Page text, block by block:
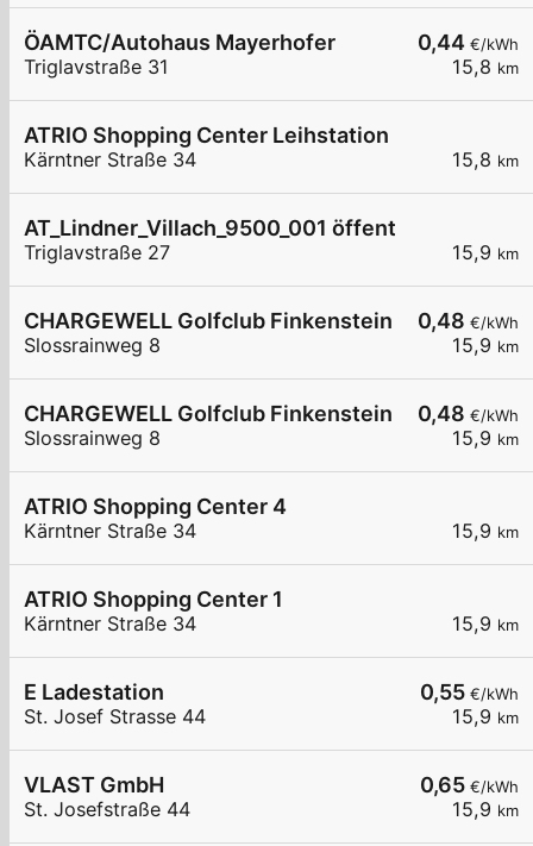
0,44 €/kWh
15,8 km
ÖAMTC/Autohaus Mayerhofer
Triglavstraße 31
15,8 km
ATRIO Shopping Center Leihstation 2
Kärntner Straße 34
15,9 km
AT_Lindner_Villach_9500_001 öffentlich
Triglavstraße 27
0,48 €/kWh
15,9 km
CHARGEWELL Golfclub Finkenstein 1
Slossrainweg 8
0,48 €/kWh
15,9 km
CHARGEWELL Golfclub Finkenstein 2
Slossrainweg 8
15,9 km
ATRIO Shopping Center 4
Kärntner Straße 34
15,9 km
ATRIO Shopping Center 1
Kärntner Straße 34
0,55 €/kWh
15,9 km
E Ladestation
St. Josef Strasse 44
0,65 €/kWh
15,9 km
VLAST GmbH
St. Josefstraße 44